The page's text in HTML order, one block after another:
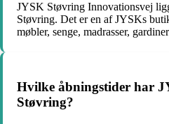
JYSK Støvring Innovationsvej
Støvring. Det er en af JYSKs
møbler, senge, madrasser,
Hvilke åbningstider har
Støvring?